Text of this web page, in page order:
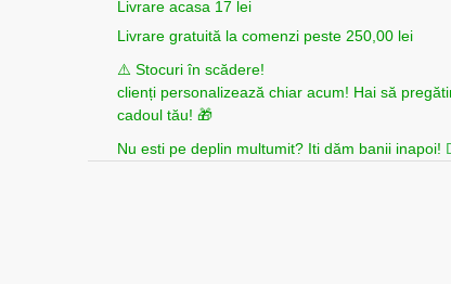
Livrare acasa 17 lei
Livrare gratuită la comenzi peste 250,00 lei
⚠️ Stocuri în scădere!
clienți personalizează chiar acum! Hai să
cadoul tău! 🎁
Nu esti pe deplin multumit? Iti dăm banii inapoi!